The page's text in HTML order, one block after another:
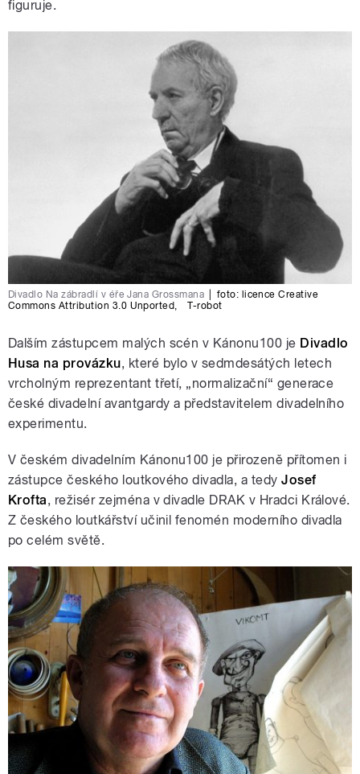
figuruje.
Divadlo Na zábradlí v éře Jana Grossmana foto: licence Creative
Commons Attribution 3.0 Unported,T-robot
Dalším zástupcem malých scén v Kánonu100 je Divadlo
Husa na provázku, které bylo v sedmdesátých letech
vrcholným reprezentant třetí, „normalizační“ generace
české divadelní avantgardy a představitelem divadelního
experimentu.
V českém divadelním Kánonu100 je přirozeně přítomen i
zástupce českého loutkového divadla, a tedyJosef
Krofta, režisér zejména v divadle DRAK v Hradci Králové.
Z českého loutkářství učinil fenomén moderního divadla
po celém světě.